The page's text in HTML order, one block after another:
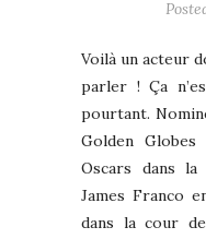
Voilà un acteur
parler ! Ça
pourtant.
Golden
Oscars dans
James Franco
dans la cour